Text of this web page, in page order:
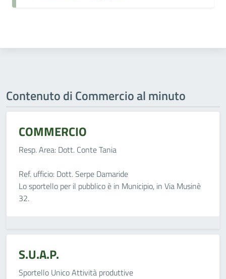
Contenuto di Commercio al minuto
COMMERCIO
Resp. Area: Dott. Conte Tania
Ref. ufficio: Dott. Serpe Damaride
Lo sportello per il pubblico è in Municipio, in Via Musinè
32.
S.U.A.P.
Sportello Unico Attività produttive